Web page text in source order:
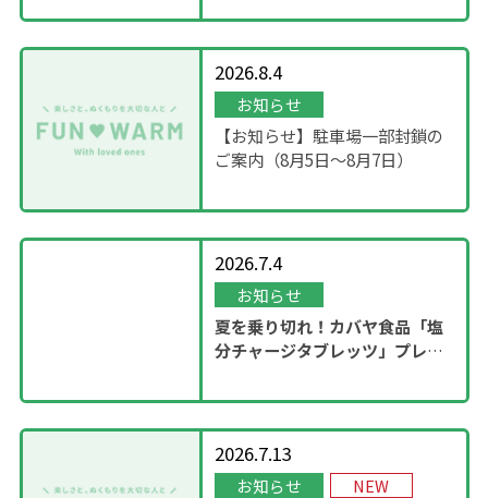
2026.8.4
お知らせ
【お知らせ】駐車場一部封鎖の
ご案内（8月5日〜8月7日）
2026.7.4
お知らせ
夏を乗り切れ！カバヤ食品「塩
分チャージタブレッツ」プレゼ
2026.7.13
お知らせ NEW